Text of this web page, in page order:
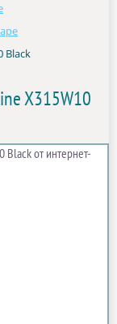
Black
X315W10